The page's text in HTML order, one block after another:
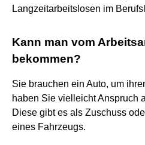
Langzeitarbeitslosen im
Kann man vom
bekommen?
Sie brauchen ein Auto, um
haben Sie vielleicht Anspruch
Diese gibt es als Zuschuss
eines Fahrzeugs.